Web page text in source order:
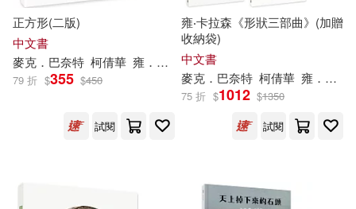
Maryrose/ Klassen(11)
Wood(11) Sara(10)
Jon Klassen (ILT)(5)
上誼文化公司(5) 維京(5)
Harpercollins Childrens Books(3)
Harper Collins USA(2)
配送方式
可港澳店取(160)
正方形(二版)
中文書
麥克．巴奈特 柯倩華 雍．卡拉森（ Jon
79 折 $355 $450
試閱
雍‧卡拉森《形狀三部曲》(加贈
收納袋)
中文書
麥克．巴奈特 柯倩華 雍．卡拉森（
75 折 $1012 $1350
試閱